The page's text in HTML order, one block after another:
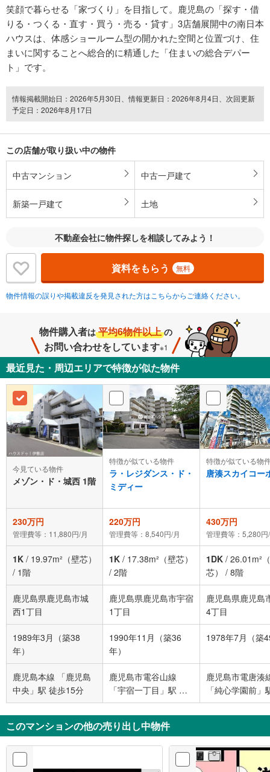
笑顔で暮らせる「家づくり」を目指して。鹿児島の「探す・借
りる・つくる・直す・買う・売る・貸す」3店舗展開中の南日本
ハウスは、体感ショールーム型の開かれた空間と位置づけ、住
まいに関することへ総合的に精通した「住まいの総合デパー
ト」です。
情報掲載開始日：2026年5月30日、情報更新日：2026年8月4日、次回更新
予定日：2026年8月17日
この店舗が取り扱い中の物件
中古マンション 中古一戸建て
新築一戸建て 土地
不動産会社に物件探しを相談してみよう！
資料をもらう 無料
物件情報の誤りや掲載違反を発見された方はこちらからご連絡ください。
物件購入者は 平均6物件以上 の
お問い合わせをしています※1
最近見た・周辺エリアで特徴が似た物件
今見ている物件
メゾン・ド・城西 1階
特徴が似ている物件
ラ・レジダンス・ド・
ミディー
特徴が似ている物
唐湊スカイコー
230万円
管理費等：11,880円/月
220万円
管理費等：8,540円/月
430万円
管理費等：5,280円
1K / 19.97m²（壁芯）
/ 1階
1K / 17.38m²（壁芯）
/ 2階
1DK / 26.01m²
芯）
/ 8階
鹿児島県鹿児島市城
西1丁目
鹿児島県鹿児島市宇宿
1丁目
鹿児島県鹿児島
4丁目
1989年3月（築38
年）
1990年11月（築36
年）
1978年7月（築
鹿児島本線 「鹿児島
中央」駅 徒歩15分
鹿児島市電谷山線
「宇宿一丁目」駅 徒
歩3分
鹿児島市電唐湊
「純心学園前」
歩3分
このマンションの他の売り出し中物件